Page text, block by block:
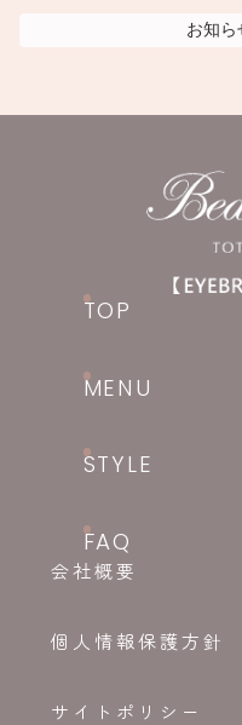
お知ら
TOP
MENU
STYLE
FAQ
会社概要
個人情報保護方針
サイトポリシー